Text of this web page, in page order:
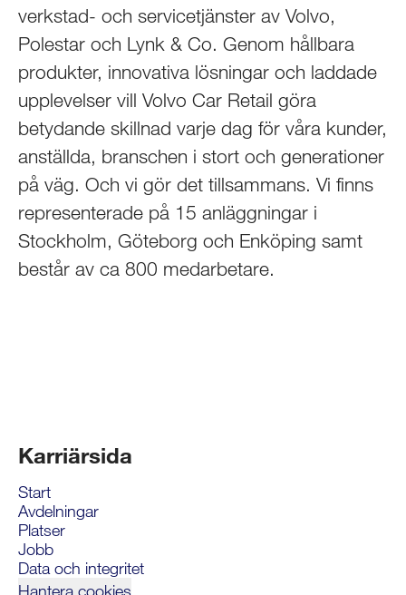
verkstad- och servicetjänster av Volvo,
Polestar och Lynk & Co. Genom hållbara
produkter, innovativa lösningar och laddade
upplevelser vill Volvo Car Retail göra
betydande skillnad varje dag för våra kunder,
anställda, branschen i stort och generationer
på väg. Och vi gör det tillsammans. Vi finns
representerade på 15 anläggningar i
Stockholm, Göteborg och Enköping samt
består av ca 800 medarbetare.
Karriärsida
Start
Avdelningar
Platser
Jobb
Data och integritet
Hantera cookies